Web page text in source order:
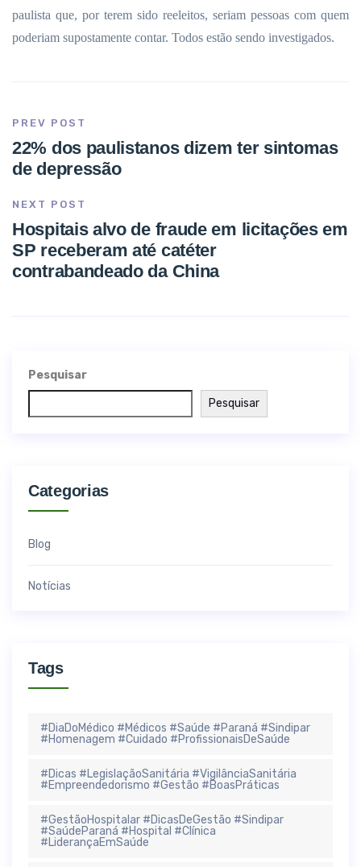
paulista que, por terem sido reeleitos, seriam pessoas com quem
poderiam supostamente contar. Todos estão sendo investigados.
PREV POST
22% dos paulistanos dizem ter sintomas
de depressão
NEXT POST
Hospitais alvo de fraude em licitações em
SP receberam até catéter
contrabandeado da China
Pesquisar
Pesquisar
Categorias
Blog
Notícias
Tags
#DiaDoMédico #Médicos #Saúde #Paraná #Sindipar
#Homenagem #Cuidado #ProfissionaisDeSaúde
#Dicas #LegislaçãoSanitária #VigilânciaSanitária
#Empreendedorismo #Gestão #BoasPráticas
#GestãoHospitalar #DicasDeGestão #Sindipar
#SaúdeParaná #Hospital #Clínica
#LiderançaEmSaúde